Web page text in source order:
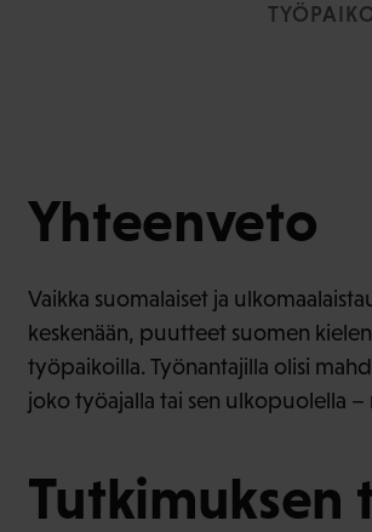
Yhteenveto
Vaikka suomalaiset ja
keskenään, puutteet suomen
työpaikoilla. Työnantajilla olisi
joko työajalla tai sen ulkopuolella
Tutkimuksen